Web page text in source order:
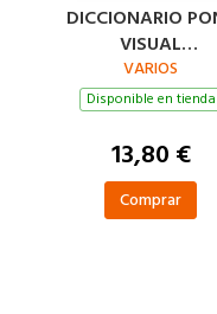
DICCIONARIO
VISUAL
ALEMÁN/ESPAÑOL
VARIOS
Disponible en tienda
13,80 €
Comprar